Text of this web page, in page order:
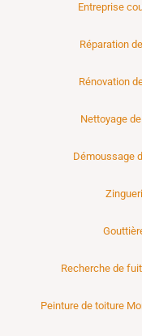
Entreprise
Réparation
Rénovation
Nettoyage
Démoussage
Recherche de
Peinture de toiture